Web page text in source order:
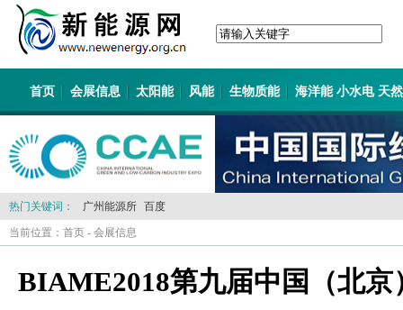
首页 会展信息 太阳能 风能 生物质能 海洋能 小水电 天
热门关键词： 广州能源所 百度
当前位置： 首页 - 会展信息
BIAME2018第九届中国（北